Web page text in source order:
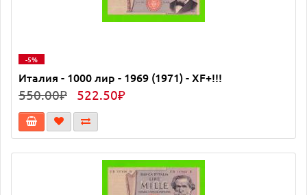
-5%
Италия - 1000 лир - 1969 (1971) - XF+!!!
550.00₽ 522.50₽